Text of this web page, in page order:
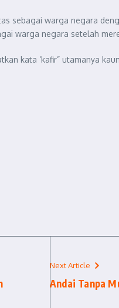
sebagai warga negara
warga negara setelah
kata ‘kafir” utamanya
Next Article
Andai Tanpa